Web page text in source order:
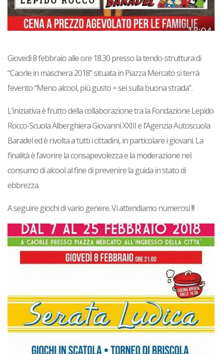
Giovedì 8 febbraio alle ore 18.30 presso la tendo-struttura di
“Caorle in maschera 2018” situata in Piazza Mercato si terrà
l’evento “Meno alcool, più gusto = sei sulla buona strada”.
L’iniziativa è frutto della collaborazione tra la Fondazione Lepido
Rocco-Scuola Alberghiera Giovanni XXIII e l’Agenzia Autoscuola
Baradel ed è rivolta a tutti i cittadini, in particolare i giovani. La
finalità è favorire la consapevolezza e la moderazione nel
consumo di alcool al fine di prevenire la guida in stato di
ebbrezza.
A seguire giochi di vario genere. Vi attendiamo numerosi !!!